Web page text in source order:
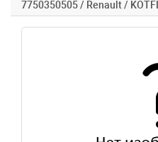
7750350505 / Renault /